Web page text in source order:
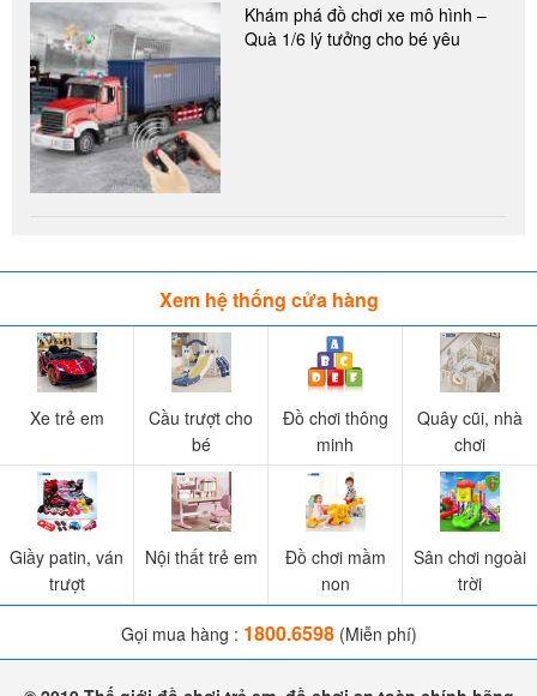
Khám phá đồ chơi xe mô hình –
Quà 1/6 lý tưởng cho bé yêu
Xem hệ thống cửa hàng
Xe trẻ em
Cầu trượt cho
bé
Đồ chơi thông
minh
Quây cũi, nhà
chơi
Giầy patin, ván
trượt
Nội thất trẻ em
Đồ chơi mầm
non
Sân chơi ngoài
trời
Gọi mua hàng : 1800.6598(Miễn phí)